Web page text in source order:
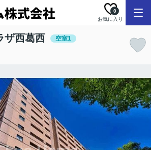
お気に入り
0
ザ西葛西 空室1